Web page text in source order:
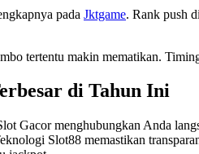
pada Jktgame. Rank push
tertentu makin mematikan.
di Tahun Ini
Gacor menghubungkan Anda
Slot88 memastikan